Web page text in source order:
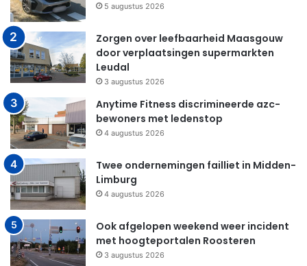
5 augustus 2026
Zorgen over leefbaarheid Maasgouw
door verplaatsingen supermarkten
Leudal
3 augustus 2026
Anytime Fitness discrimineerde azc-
bewoners met ledenstop
4 augustus 2026
Twee ondernemingen failliet in Midden-
Limburg
4 augustus 2026
Ook afgelopen weekend weer incident
met hoogteportalen Roosteren
3 augustus 2026